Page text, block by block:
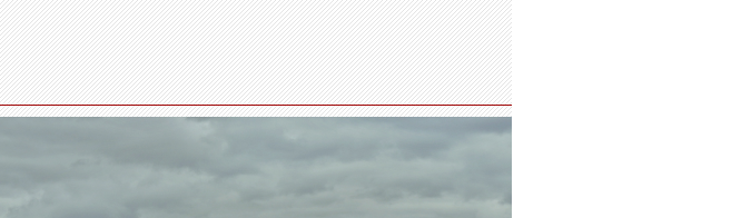
Natura Bohemica| příroda České republiky